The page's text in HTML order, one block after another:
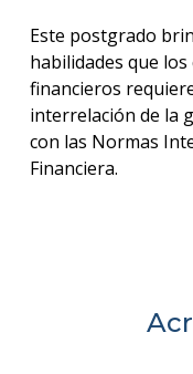
Este postgrado
habilidades que
financieros
interrelación de la
con las Normas
Financiera.